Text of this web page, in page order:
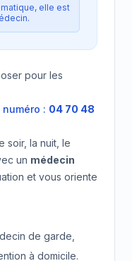
elle est
pour les
: 04 70 48
soir, la nuit, le
un médecin
et vous oriente
de garde,
à domicile.